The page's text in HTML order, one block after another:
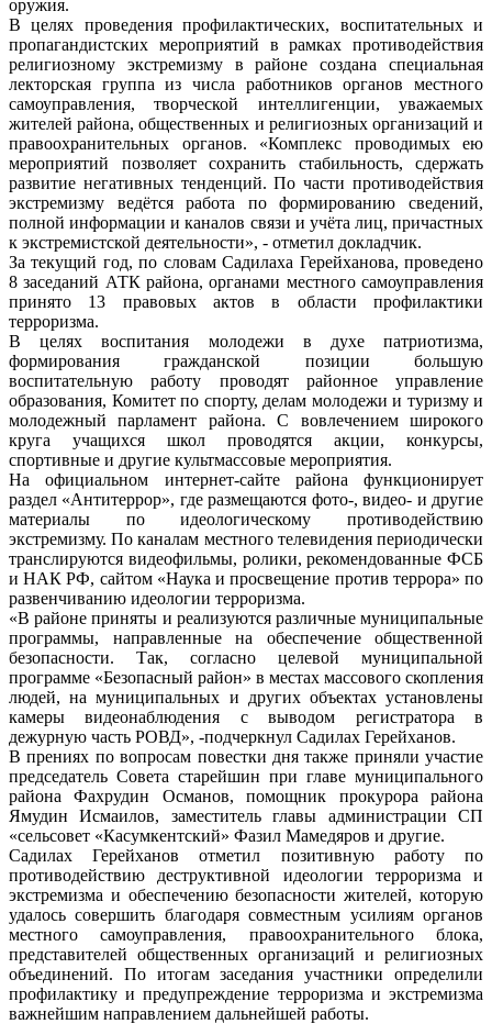
оружия.
В целях проведения профилактических, воспитательных и
пропагандистских мероприятий в рамках противодействия
религиозному экстремизму в районе создана специальная
лекторская группа из числа работников органов местного
самоуправления, творческой интеллигенции, уважаемых
жителей района, общественных и религиозных организаций и
правоохранительных органов. «Комплекс проводимых ею
мероприятий позволяет сохранить стабильность, сдержать
развитие негативных тенденций. По части противодействия
экстремизму ведётся работа по формированию сведений,
полной информации и каналов связи и учёта лиц, причастных
к экстремистской деятельности», - отметил докладчик.
За текущий год, по словам Садилаха Герейханова, проведено
8 заседаний АТК района, органами местного самоуправления
принято 13 правовых актов в области профилактики
терроризма.
В целях воспитания молодежи в духе патриотизма,
формирования гражданской позиции большую
воспитательную работу проводят районное управление
образования, Комитет по спорту, делам молодежи и туризму и
молодежный парламент района. С вовлечением широкого
круга учащихся школ проводятся акции, конкурсы,
спортивные и другие культмассовые мероприятия.
На официальном интернет-сайте района функционирует
раздел «Антитеррор», где размещаются фото-, видео- и другие
материалы по идеологическому противодействию
экстремизму. По каналам местного телевидения периодически
транслируются видеофильмы, ролики, рекомендованные ФСБ
и НАК РФ, сайтом «Наука и просвещение против террора» по
развенчиванию идеологии терроризма.
«В районе приняты и реализуются различные муниципальные
программы, направленные на обеспечение общественной
безопасности. Так, согласно целевой муниципальной
программе «Безопасный район» в местах массового скопления
людей, на муниципальных и других объектах установлены
камеры видеонаблюдения с выводом регистратора в
дежурную часть РОВД», -подчеркнул Садилах Герейханов.
В прениях по вопросам повестки дня также приняли участие
председатель Совета старейшин при главе муниципального
района Фахрудин Османов, помощник прокурора района
Ямудин Исмаилов, заместитель главы администрации СП
«сельсовет «Касумкентский» Фазил Мамедяров и другие.
Садилах Герейханов отметил позитивную работу по
противодействию деструктивной идеологии терроризма и
экстремизма и обеспечению безопасности жителей, которую
удалось совершить благодаря совместным усилиям органов
местного самоуправления, правоохранительного блока,
представителей общественных организаций и религиозных
объединений. По итогам заседания участники определили
профилактику и предупреждение терроризма и экстремизма
важнейшим направлением дальнейшей работы.